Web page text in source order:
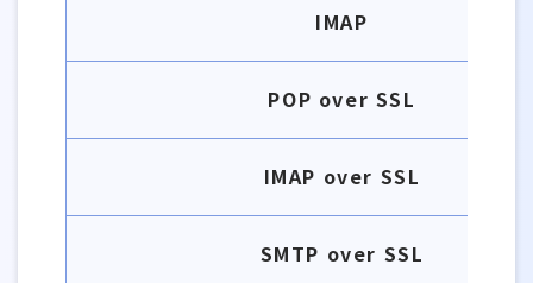
IMAP
POP over SSL
IMAP over SSL
SMTP over SSL